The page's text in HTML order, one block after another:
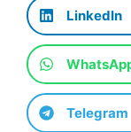
LinkedIn
Telegram